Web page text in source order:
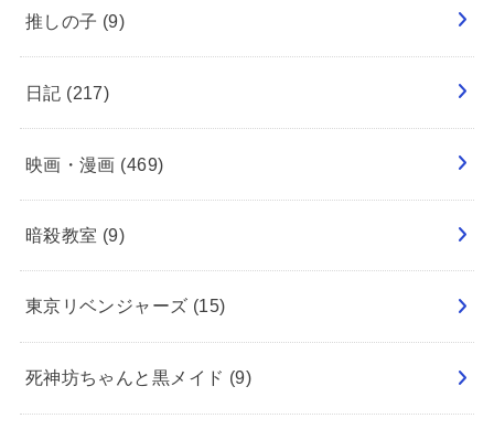
推しの子 (9)
日記 (217)
映画・漫画 (469)
暗殺教室 (9)
東京リベンジャーズ (15)
死神坊ちゃんと黒メイド (9)